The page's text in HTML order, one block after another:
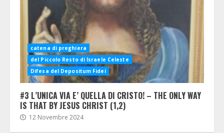
catena di preghiera
del Piccolo Resto di Israele Celeste
Difesa del Depositum Fidei
#3 L’UNICA VIA E’ QUELLA DI CRISTO! – THE ONLY WAY
IS THAT BY JESUS CHRIST (1,2)
12 Novembre 2024